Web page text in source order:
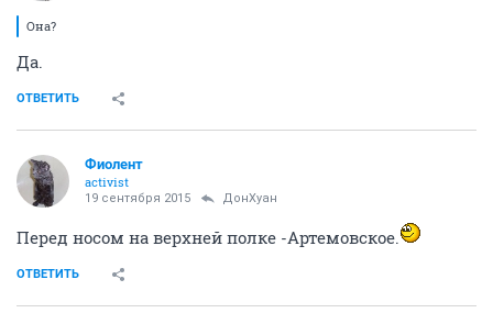
Она?
Да.
ОТВЕТИТЬ
Фиолент
activist
19 сентября 2015 ДонХуан
Перед носом на верхней полке -Артемовское.
ОТВЕТИТЬ